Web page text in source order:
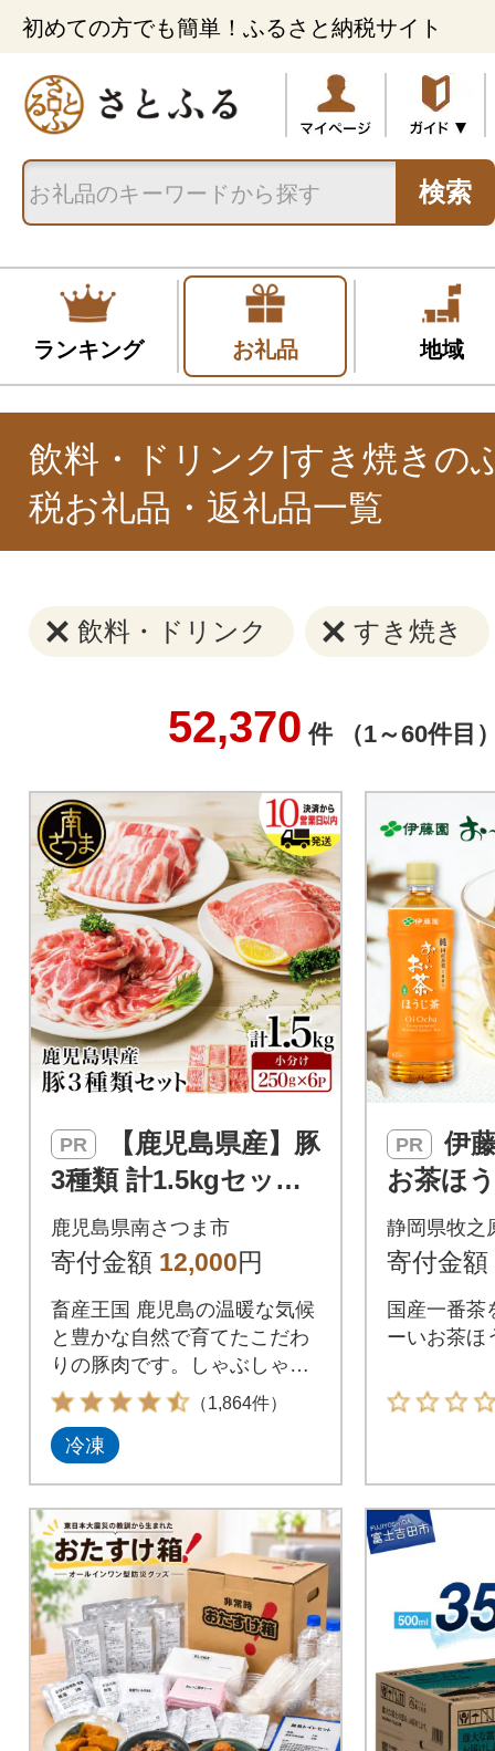
初めての方でも簡単！ふるさと納税サイト
検索
ランキング お礼品 地域
飲料・ドリンク|すき焼きの
税お礼品・返礼品一覧
飲料・ドリンク すき焼き
52,370 件 （1～60件目
PR
3種類 計1.5kgセット
豚肉 小分け 冷凍 カミ
チク
鹿児島県南さつま市
寄付金額 12,000円
畜産王国 鹿児島の温暖な気候
と豊かな自然で育てたこだわ
りの豚肉です。しゃぶしゃぶ
用の肩ロース 生姜焼き用のロ
ース肉 豚バラスライス
（1,864件）
冷凍
PR
伊藤園 お～い
お茶ほ
静岡県牧之
寄付金額
国産一番茶
ーいお茶ほ